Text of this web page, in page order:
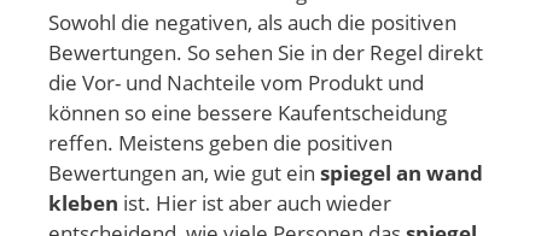
Sowohl die negativen, als auch die positiven
Bewertungen. So sehen Sie in der Regel direkt
die Vor- und Nachteile vom Produkt und
können so eine bessere Kaufentscheidung
reffen. Meistens geben die positiven
Bewertungen an, wie gut ein spiegel an wand
kleben ist. Hier ist aber auch wieder